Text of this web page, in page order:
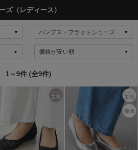
ズ（レディース）
1～9件 (全9件)